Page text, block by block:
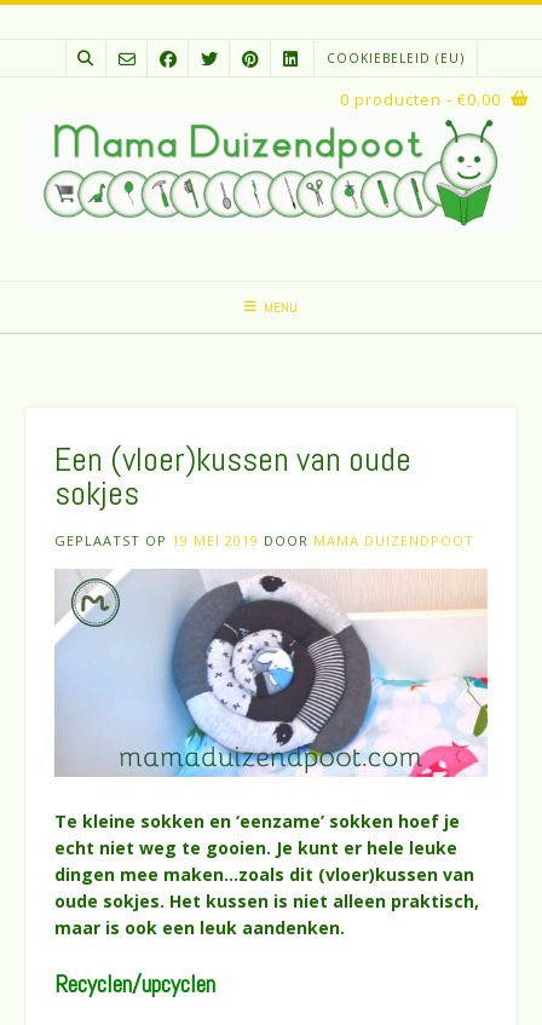
Spring
COOKIEBELEID (EU)
MENU
0 producten - €0.00
Een (vloer)kussen van oude
sokjes
GEPLAATST OP 19 MEI 2019 DOOR MAMA DUIZENDPOOT
Te kleine sokken en ‘eenzame’ sokken hoef je
echt niet weg te gooien. Je kunt er hele leuke
dingen mee maken…zoals dit (vloer)kussen van
oude sokjes. Het kussen is niet alleen praktisch,
maar is ook een leuk aandenken.
Recyclen/upcyclen